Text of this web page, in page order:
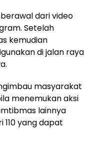
dari video
Setelah
kemudian
di jalan raya
masyarakat
menemukan aksi
lainnya
110 yang dapat